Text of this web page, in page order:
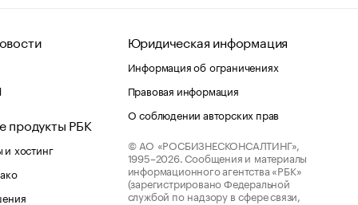
продукты РБК
хостинг
Юридическая информация
Информация об ограничениях
Правовая информация
О соблюдении авторских прав
© АО «РОСБИЗНЕСКОНСАЛТИНГ»,
1995–2026. Сообщения и материалы
информационного агентства «РБК»
(зарегистрировано Федеральной
службой по надзору в сфере связи,